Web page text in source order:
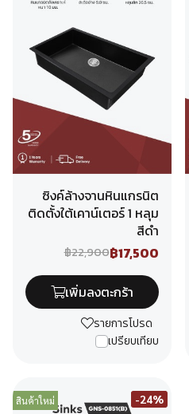
ซิงค์ล้างจานหินแกรนิต
ติดตั้งใต้เคาน์เตอร์ 1 หลุม
สีดำ
฿22,900฿17,500
เพิ่มลงตะกร้า
รายการโปรด
เปรียบเทียบ
สินค้าใหม่ -24%